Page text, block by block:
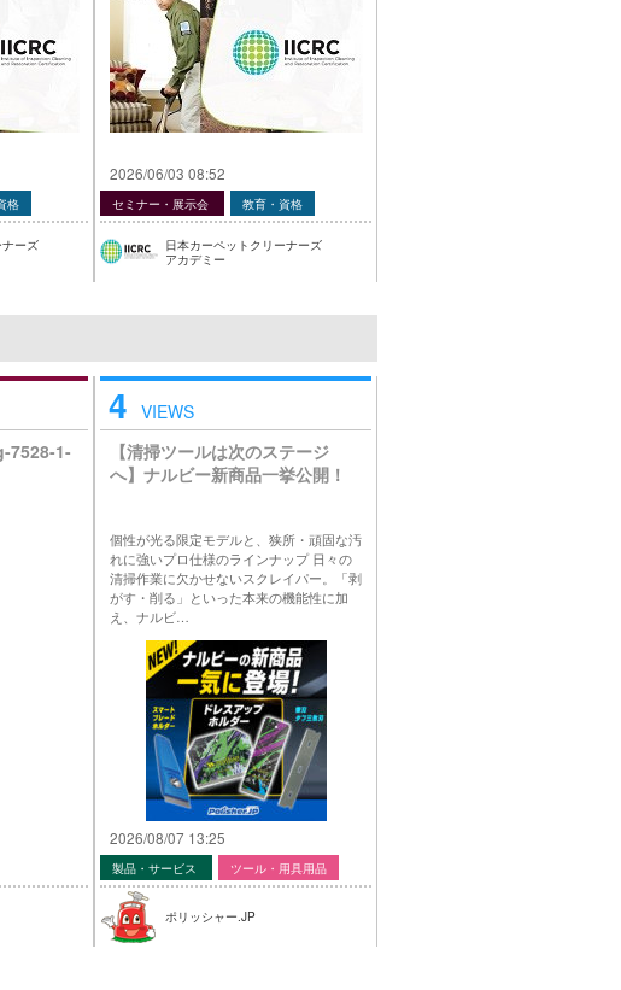
格
ーズ
2026/06/03 08:52
セミナー・展示会 教育・資格
日本カーペットクリーナーズ
アカデミー
7528-1-
4 VIEWS
【清掃ツールは次のステージ
へ】ナルビー新商品一挙公開！
個性が光る限定モデルと、狭所・頑固な汚
れに強いプロ仕様のラインナップ 日々の
清掃作業に欠かせないスクレイパー。「剥
がす・削る」といった本来の機能性に加
え、ナルビ…
2026/08/07 13:25
製品・サービス ツール・用具用品
ポリッシャー.JP